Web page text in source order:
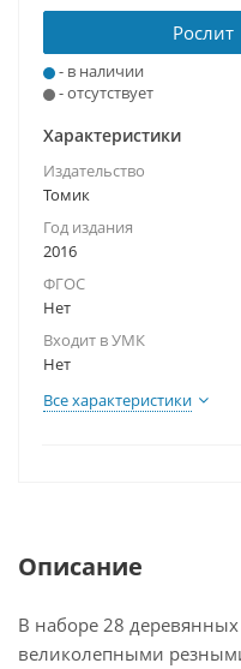
Рослит
- в наличии
- отсутствует
Характеристики
Издательство
Томик
Год издания
2016
ФГОС
Нет
Входит в УМК
Нет
Все характеристики
Описание
В наборе 28
великолепными